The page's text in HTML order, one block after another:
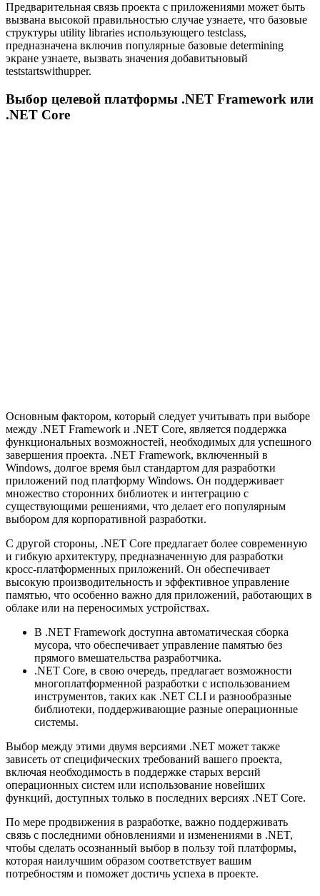
Предварительная связь проекта с приложениями может быть
вызвана высокой правильностью случае узнаете, что базовые
структуры utility libraries использующего testclass,
предназначена включив популярные базовые determining
экране узнаете, вызвать значения добавитьновый
teststartswithupper.
Выбор целевой платформы .NET Framework или
.NET Core
Основным фактором, который следует учитывать при выборе
между .NET Framework и .NET Core, является поддержка
функциональных возможностей, необходимых для успешного
завершения проекта. .NET Framework, включенный в
Windows, долгое время был стандартом для разработки
приложений под платформу Windows. Он поддерживает
множество сторонних библиотек и интеграцию с
существующими решениями, что делает его популярным
выбором для корпоративной разработки.
С другой стороны, .NET Core предлагает более современную
и гибкую архитектуру, предназначенную для разработки
кросс-платформенных приложений. Он обеспечивает
высокую производительность и эффективное управление
памятью, что особенно важно для приложений, работающих в
облаке или на переносимых устройствах.
В .NET Framework доступна автоматическая сборка
мусора, что обеспечивает управление памятью без
прямого вмешательства разработчика.
.NET Core, в свою очередь, предлагает возможности
многоплатформенной разработки с использованием
инструментов, таких как .NET CLI и разнообразные
библиотеки, поддерживающие разные операционные
системы.
Выбор между этими двумя версиями .NET может также
зависеть от специфических требований вашего проекта,
включая необходимость в поддержке старых версий
операционных систем или использование новейших
функций, доступных только в последних версиях .NET Core.
По мере продвижения в разработке, важно поддерживать
связь с последними обновлениями и изменениями в .NET,
чтобы сделать осознанный выбор в пользу той платформы,
которая наилучшим образом соответствует вашим
потребностям и поможет достичь успеха в проекте.